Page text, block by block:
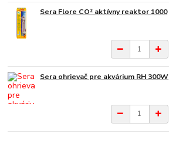
Sera Flore CO² aktívny reaktor 1000
Sera ohrievač pre akvárium RH 300W